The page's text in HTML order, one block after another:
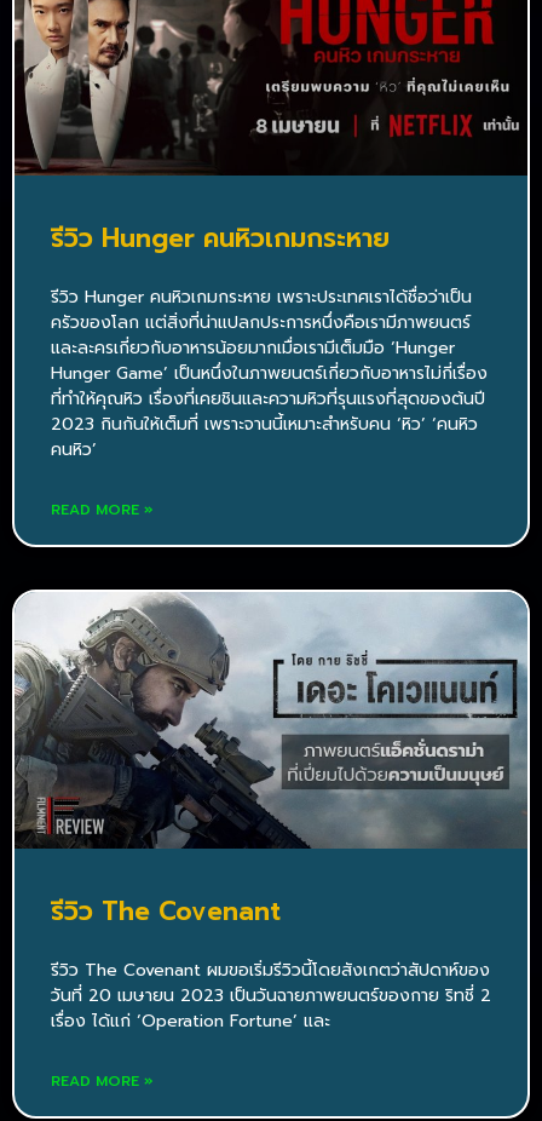
รีวิว Hunger คนหิวเกมกระหาย
รีวิว Hunger คนหิวเกมกระหาย เพราะประเทศเราได้ชื่อว่าเป็น
ครัวของโลก แต่สิ่งที่น่าแปลกประการหนึ่งคือเรามีภาพยนตร์
และละครเกี่ยวกับอาหารน้อยมากเมื่อเรามีเต็มมือ ‘Hunger
Hunger Game’ เป็นหนึ่งในภาพยนตร์เกี่ยวกับอาหารไม่กี่เรื่อง
ที่ทำให้คุณหิว เรื่องที่เคยชินและความหิวที่รุนแรงที่สุดของต้นปี
2023 กินกันให้เต็มที่ เพราะจานนี้เหมาะสำหรับคน ‘หิว’ ‘คนหิว
คนหิว’
READ MORE »
รีวิว The Covenant
รีวิว The Covenant ผมขอเริ่มรีวิวนี้โดยสังเกตว่าสัปดาห์ของ
วันที่ 20 เมษายน 2023 เป็นวันฉายภาพยนตร์ของกาย ริทชี่ 2
เรื่อง ได้แก่ ‘Operation Fortune’ และ
READ MORE »